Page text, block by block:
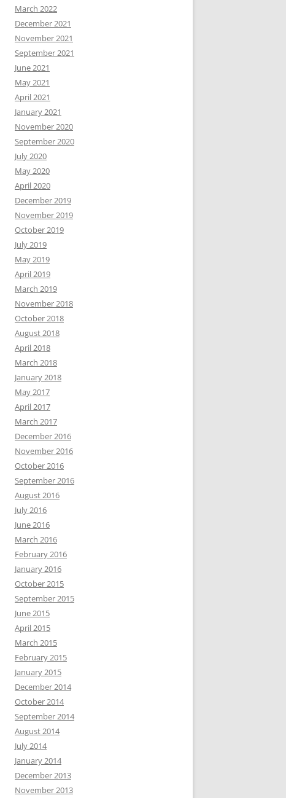
March 2022
December 2021
November 2021
September 2021
June 2021
May 2021
April 2021
January 2021
November 2020
September 2020
July 2020
May 2020
April 2020
December 2019
November 2019
October 2019
July 2019
May 2019
April 2019
March 2019
November 2018
October 2018
August 2018
April 2018
March 2018
January 2018
May 2017
April 2017
March 2017
December 2016
November 2016
October 2016
September 2016
August 2016
July 2016
June 2016
March 2016
February 2016
January 2016
October 2015
September 2015
June 2015
April 2015
March 2015
February 2015
January 2015
December 2014
October 2014
September 2014
August 2014
July 2014
January 2014
December 2013
November 2013